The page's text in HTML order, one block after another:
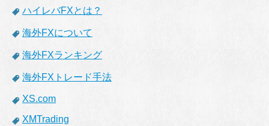
ハイレバFXとは？
海外FXについて
海外FXランキング
海外FXトレード手法
XS.com
XMTrading